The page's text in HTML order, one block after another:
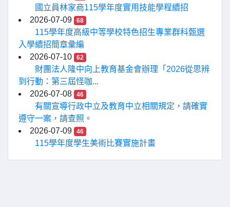
國立員林家商115學年度實用技能學程續招
2026-07-09
68
115學年度高級中等學校特色招生專業群科甄選
入學續招簡章彙編
2026-07-10
62
財團法人隆中向上教育基金會辦理「2026從思辨
到行動：第三屆怪咖...
2026-07-08
46
有關宣導行政中立及教育中立相關規定，請確實
遵守一案，請查照。
2026-07-09
46
115學年度學生美術比賽實施計畫